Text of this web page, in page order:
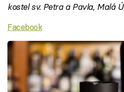
kostel sv. Petra a Pavla, Malá
Facebook